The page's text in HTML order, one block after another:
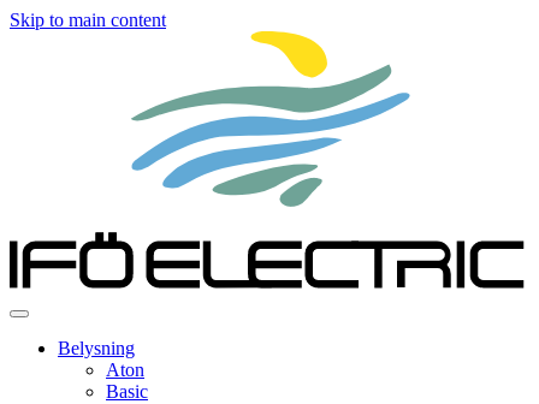
Skip to main content
Belysning
Aton
Basic